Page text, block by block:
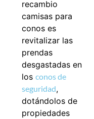
recambio
camisas para
conos es
revitalizar las
prendas
desgastadas en
losconos de
seguridad,
dotándolos de
propiedades